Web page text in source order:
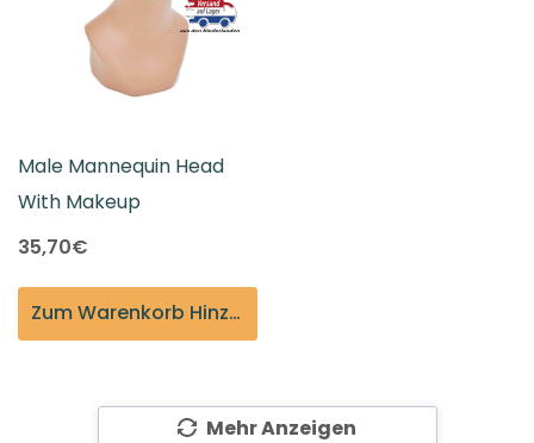
Male Mannequin Head
With Makeup
35,70€
Zum Warenkorb Hinzufügen
Mehr Anzeigen